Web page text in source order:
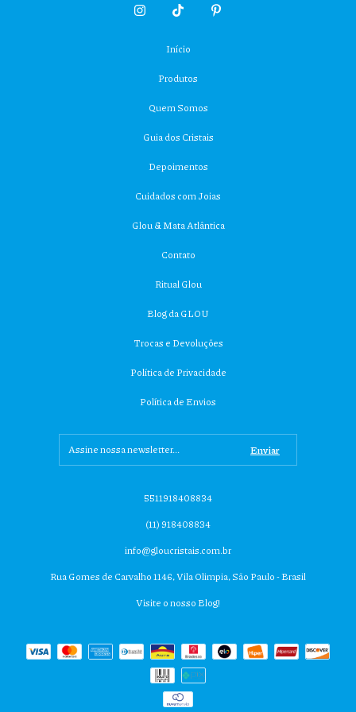
Início
Produtos
Quem Somos
Guia dos Cristais
Depoimentos
Cuidados com Joias
Glou & Mata Atlântica
Contato
Ritual Glou
Blog da GLOU
Trocas e Devoluções
Política de Privacidade
Política de Envios
5511918408834
(11) 918408834
info@gloucristais.com.br
Rua Gomes de Carvalho 1146, Vila Olimpia, São Paulo - Brasil
Visite o nosso Blog!